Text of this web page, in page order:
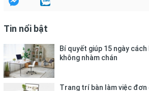
Tin nổi bật
Bí quyết giúp 15 ngày
không nhàm chán
Trang trí bàn làm việc đơn